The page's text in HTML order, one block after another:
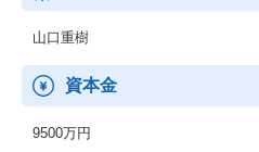
ご推奨意向があるとお答えくださ
いています。
山口重樹
資本金
9500万円